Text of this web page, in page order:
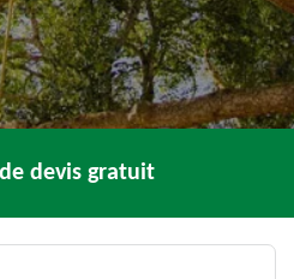
devis gratuit